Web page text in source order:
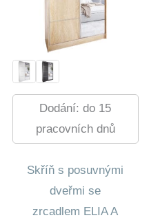
Dodání: do 15
pracovních dnů
Skříň s posuvnými
dveřmi se
zrcadlem ELIA A